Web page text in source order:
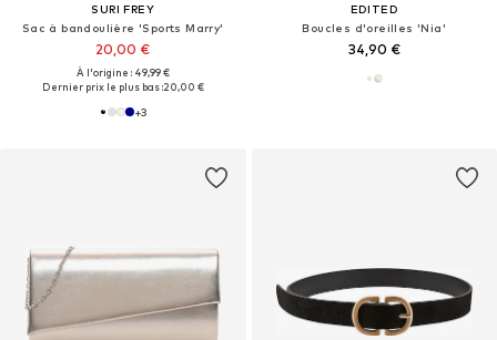
SURI FREY
Sac à bandoulière 'Sports Marry'
20,00 €
À l'origine : 49,99 €
Dernier prix le plus bas :20,00 €
+3
EDITED
Boucles d'oreilles 'Nia'
34,90 €